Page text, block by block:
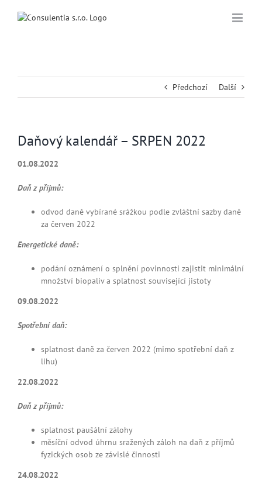
Předchozí Další
Daňový kalendář – SRPEN 2022
01.08.2022
Daň z příjmů:
odvod daně vybírané srážkou podle zvláštní sazby daně
za červen 2022
Energetické daně:
podání oznámení o splnění povinnosti zajistit minimální
množství biopaliv a splatnost související jistoty
09.08.2022
Spotřební daň:
splatnost daně za červen 2022 (mimo spotřební daň z
lihu)
22.08.2022
Daň z příjmů:
splatnost paušální zálohy
měsíční odvod úhrnu sražených záloh na daň z příjmů
fyzických osob ze závislé činnosti
24.08.2022